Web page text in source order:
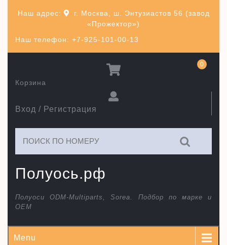
Наш телефон: +7-925-101-00-13
Наш адрес:
г. Москва, ш. Энтузиастов 56 (завод
«Прожектор»)
Полуось.рф
Полуоси ODM-Multiparts, Sorea. Подбор по марке и
ОЕМ
Вход / Регистрация
Корзина
0
Menu